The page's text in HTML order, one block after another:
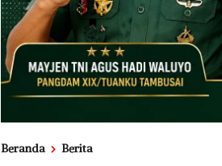
Beranda Berita